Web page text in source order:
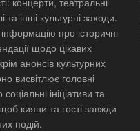
інші культурні заходи.
про історичні
щодо цікавих
анонсів культурних
висвітлює головні
ініціативи та
кияни та гості завжди
подій.